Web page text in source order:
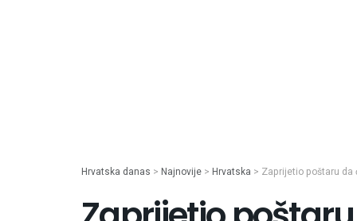
Hrvatska danas > Najnovije > Hrvatska > Zaprijetio poštaru